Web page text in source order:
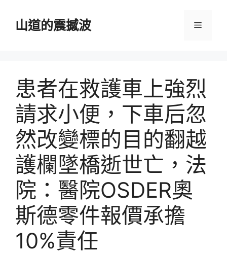
山道的震撼波 選
患者在救護車上強烈
請求小便，下車后忽
然改變標的目的翻越
護欄墜橋逝世亡，法
院：醫院OSDER奧
斯德零件報價承擔
10%責任